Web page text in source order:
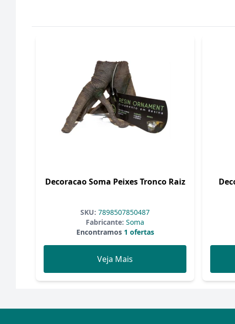
Decoracao Soma Peixes Tronco Raiz
SKU: 7898507850487
Fabricante: Soma
Encontramos1 ofertas
Veja Mais